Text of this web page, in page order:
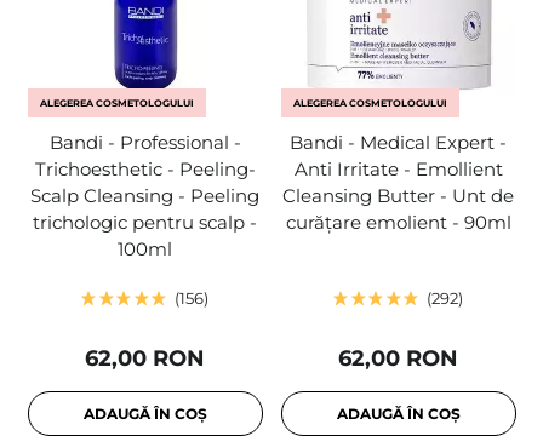
ALEGEREA COSMETOLOGULUI
Bandi - Professional -
Trichoesthetic - Peeling-
Scalp Cleansing - Peeling
trichologic pentru scalp -
100ml
156
62,00 RON
ADAUGĂ ÎN COȘ
ALEGEREA COSMETOLOGULUI
Bandi - Medical Expert -
Anti Irritate - Emollient
Cleansing Butter - Unt de
curățare emolient - 90ml
292
62,00 RON
ADAUGĂ ÎN COȘ